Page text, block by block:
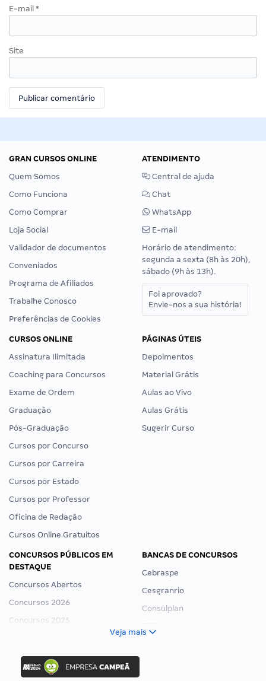
E-mail *
Site
GRAN CURSOS ONLINE
Quem Somos
Como Funciona
Como Comprar
Loja Social
Validador de documentos
Conveniados
Programa de Afiliados
Trabalhe Conosco
Preferências de Cookies
ATENDIMENTO
Central de ajuda
Chat
WhatsApp
E-mail
Horário de atendimento:
segunda a sexta (8h às 20h),
sábado (9h às 13h).
Foi aprovado?
Envie-nos a sua história!
CURSOS ONLINE
Assinatura Ilimitada
Coaching para Concursos
Exame de Ordem
Graduação
Pós-Graduação
Cursos por Concurso
Cursos por Carreira
Cursos por Estado
Cursos por Professor
Oficina de Redação
Cursos Online Gratuitos
PÁGINAS ÚTEIS
Depoimentos
Material Grátis
Aulas ao Vivo
Aulas Grátis
Sugerir Curso
CONCURSOS PÚBLICOS EM
DESTAQUE
Concursos Abertos
Concursos 2026
Concursos 2025
Concurso Ibama
Concurso MPU
BANCAS DE CONCURSOS
Cebraspe
Cesgranrio
Consulplan
Veja mais